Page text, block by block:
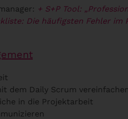
+ S+P Tool:
Die häufigsten Fehler im
dem Daily Scrum vereinfachen
in die Projektarbeit